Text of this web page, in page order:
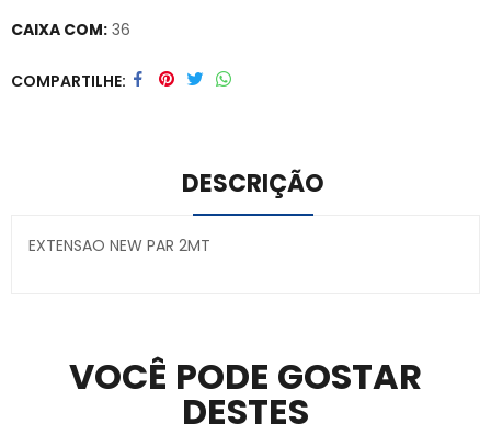
CAIXA COM: 36
Secure crypto portfolio manager for desktops and mobile –
COMPARTILHE
DESCRIÇÃO
EXTENSAO NEW PAR 2MT
VOCÊ PODE GOSTAR
DESTES